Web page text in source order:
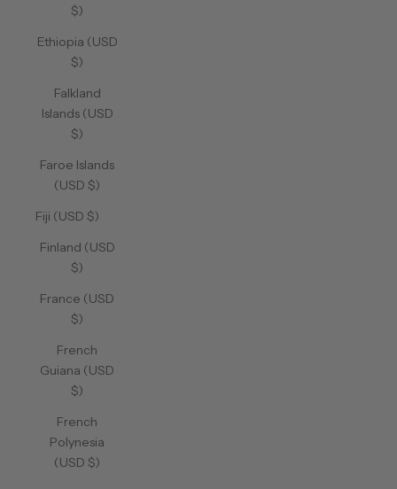
$)
Ethiopia (USD
$)
Falkland
Islands (USD
$)
Faroe Islands
(USD $)
Fiji (USD $)
Finland (USD
$)
France (USD
$)
French
Guiana (USD
$)
French
Polynesia
(USD $)